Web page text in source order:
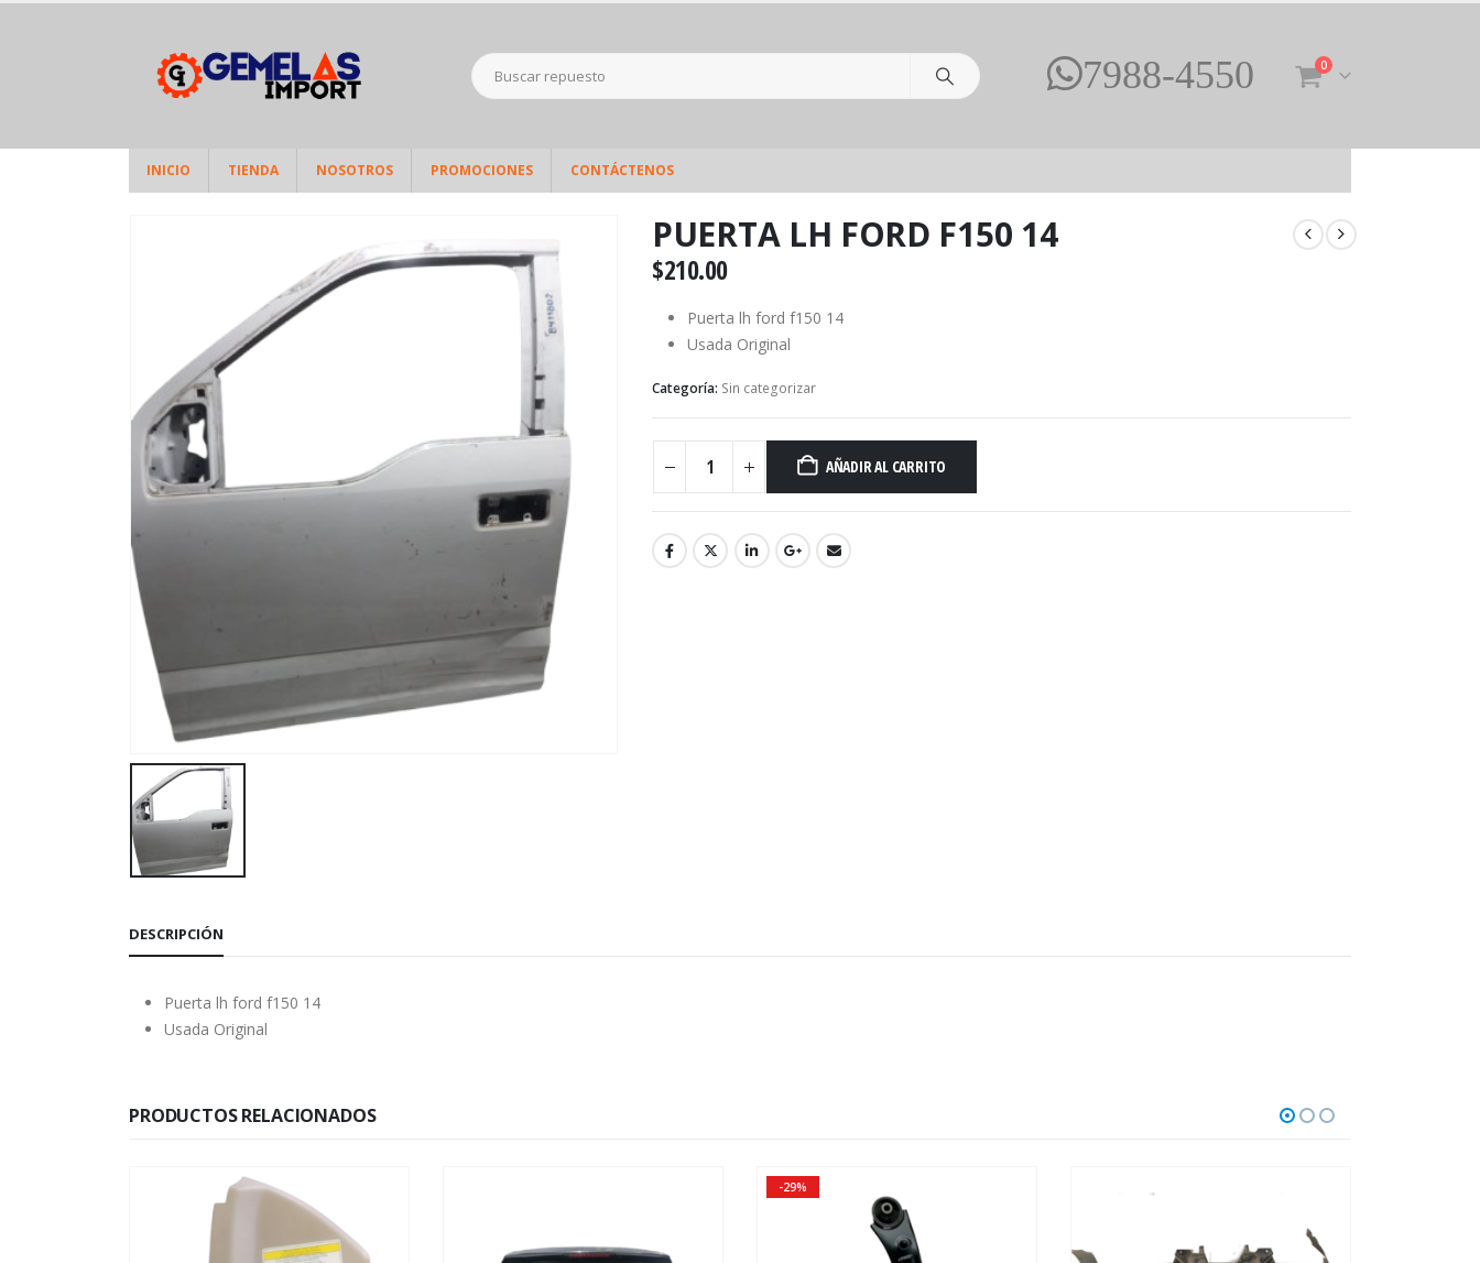
7988-4550 0
INICIO TIENDA NOSOTROS PROMOCIONES CONTÁCTENOS
PUERTA LH FORD F150 14
$210.00
Puerta lh ford f150 14
Usada Original
Categoría: Sin categorizar
AÑADIR AL CARRITO
DESCRIPCIÓN
Puerta lh ford f150 14
Usada Original
PRODUCTOS RELACIONADOS
-29%